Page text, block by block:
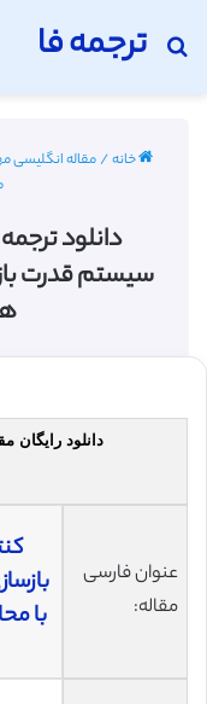
ترجمه فا
جستجو برای
خانه/مقاله انگلیسی
دانلود
سیستم قدرت
دانلود رایگان
عنوان فارسی
مقاله:
با